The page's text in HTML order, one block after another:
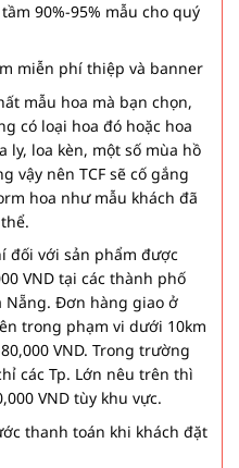
90%-95% mẫu cho quý
miễn phí thiệp và banner
mẫu hoa mà bạn chọn,
có loại hoa đó hoặc hoa
ly, loa kèn, một số mùa hồ
vậy nên TCF sẽ cố gắng
hoa như mẫu khách đã
đối với sản phẩm được
VND tại các thành phố
Nẵng. Đơn hàng giao ở
trong phạm vi dưới 10km
VND. Trong trường
các Tp. Lớn nêu trên thì
VND tùy khu vực.
thanh toán khi khách đặt